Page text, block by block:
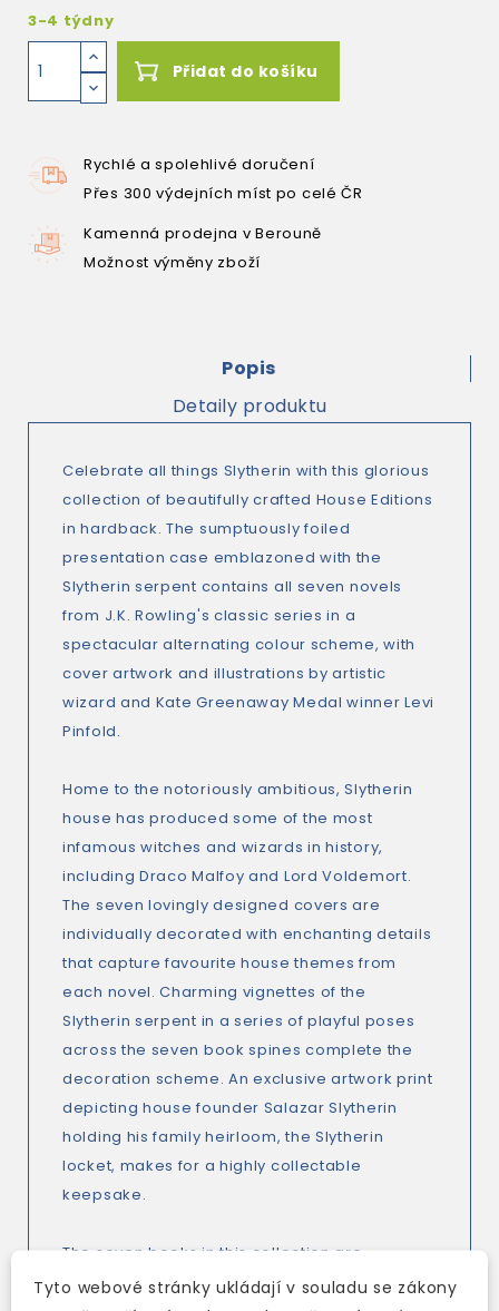
3-4 týdny
Přidat do košíku
Rychlé a spolehlivé doručení
Přes 300 výdejních míst po celé ČR
Kamenná prodejna v Berouně
Možnost výměny zboží
Popis
Detaily produktu
Celebrate all things Slytherin with this glorious
collection of beautifully crafted House Editions
in hardback. The sumptuously foiled
presentation case emblazoned with the
Slytherin serpent contains all seven novels
from J.K. Rowling's classic series in a
spectacular alternating colour scheme, with
cover artwork and illustrations by artistic
wizard and Kate Greenaway Medal winner Levi
Pinfold.
Home to the notoriously ambitious, Slytherin
house has produced some of the most
infamous witches and wizards in history,
including Draco Malfoy and Lord Voldemort.
The seven lovingly designed covers are
individually decorated with enchanting details
that capture favourite house themes from
each novel. Charming vignettes of the
Slytherin serpent in a series of playful poses
across the seven book spines complete the
decoration scheme. An exclusive artwork print
depicting house founder Salazar Slytherin
holding his family heirloom, the Slytherin
locket, makes for a highly collectable
keepsake.
The seven books in this collection are
accompanied by a magical miscellany of
Tyto webové stránky ukládají v souladu se zákony